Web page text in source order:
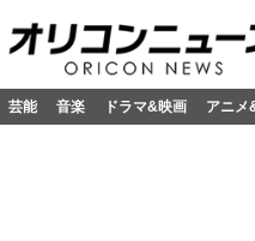
芸能 音楽 ドラマ&映画 アニメ